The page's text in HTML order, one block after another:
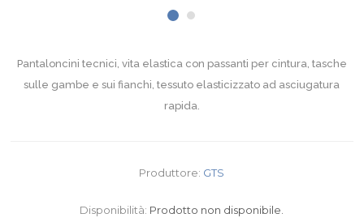
Pantaloncini tecnici, vita elastica con passanti per cintura, tasche
sulle gambe e sui fianchi, tessuto elasticizzato ad asciugatura
rapida.
Produttore: GTS
Disponibilità: Prodotto non disponibile.